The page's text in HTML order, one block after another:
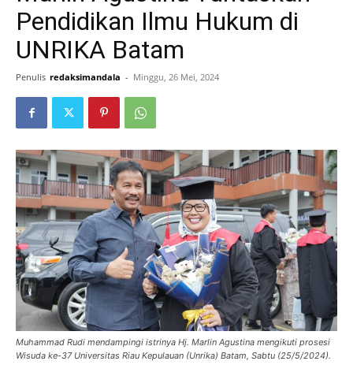
Pendidikan Ilmu Hukum di
UNRIKA Batam
Penulis redaksimandala - Minggu, 26 Mei, 2024
Muhammad Rudi mendampingi istrinya Hj. Marlin Agustina mengikuti prosesi
Wisuda ke-37 Universitas Riau Kepulauan (Unrika) Batam, Sabtu (25/5/2024).